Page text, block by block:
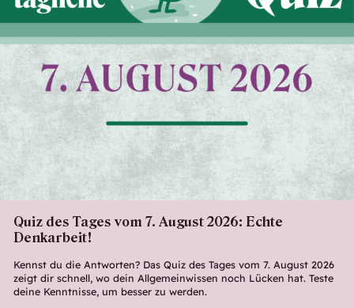
Quiz des Tages vom 7. August 2026: Echte
Denkarbeit!
Kennst du die Antworten? Das Quiz des Tages vom 7. August 2026
zeigt dir schnell, wo dein Allgemeinwissen noch Lücken hat. Teste
deine Kenntnisse, um besser zu werden.